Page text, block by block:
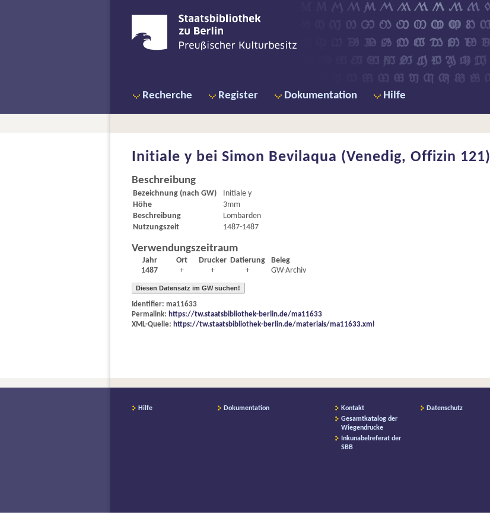
Recherche Register Dokumentation Hilfe
Initiale y bei Simon Bevilaqua (Venedig, Offizin 121)
Beschreibung
Bezeichnung (nach GW)
Initiale y
Höhe
3mm
Beschreibung
Lombarden
Nutzungszeit
1487-1487
Verwendungszeitraum
Jahr Ort Drucker Datierung
Beleg
1487
+ + + GW-Archiv
Diesen Datensatz im GW suchen!
Identifier: ma11633
Permalink: https://tw.staatsbibliothek-berlin.de/ma11633
XML-Quelle: https://tw.staatsbibliothek-berlin.de/materials/ma11633.xml
Hilfe Dokumentation
Kontakt
Gesamtkatalog der
Wiegendrucke
Inkunabelreferat der
SBB
Datenschutz